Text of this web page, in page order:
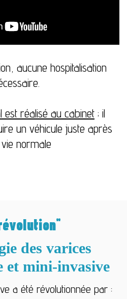
aucune hospitalisation
est réalisé au cabinet ; il
un véhicule juste après
normale
des varices
et mini-invasive
a été révolutionnée par :